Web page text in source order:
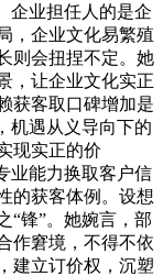
企业担任人的是企
，企业文化易繁殖
则会扭捏不定。她
，让企业文化实正
获客取口碑增加是
机遇从义导向下的
现实正的价
业能力换取客户信
的获客体例。设想
“锋”。她婉言，部
作窘境，不得不依
建立订价权，沉塑